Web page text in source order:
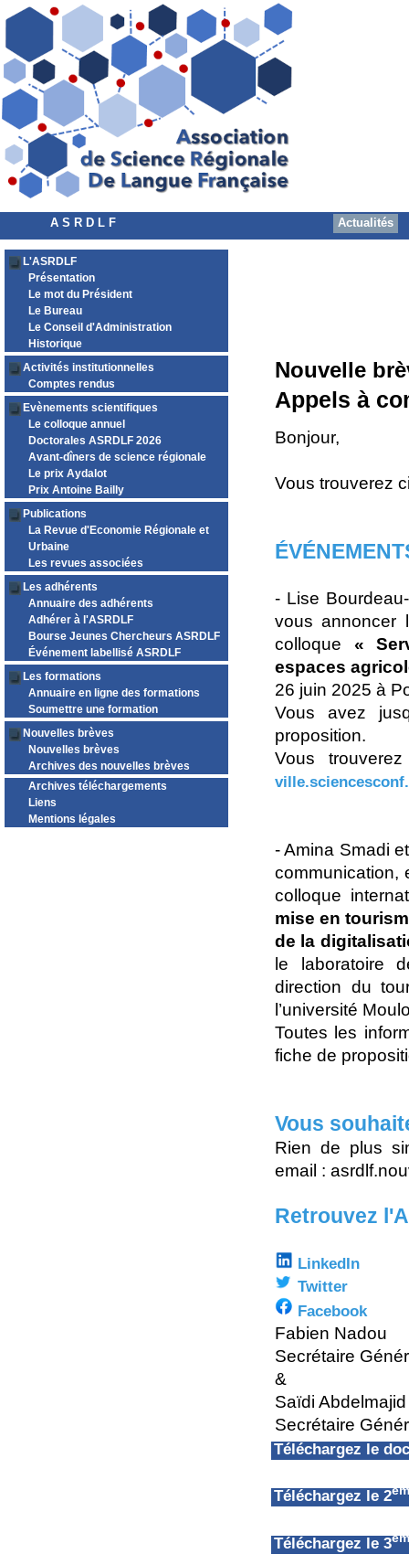
A S R D L F Actualités
L'ASRDLF
Présentation
Le mot du Président
Le Bureau
Le Conseil d'Administration
Historique
Activités institutionnelles
Comptes rendus
Evènements scientifiques
Le colloque annuel
Doctorales ASRDLF 2026
Avant-dîners de science régionale
Le prix Aydalot
Prix Antoine Bailly
Publications
La Revue d'Economie Régionale et
Urbaine
Les revues associées
Les adhérents
Annuaire des adhérents
Adhérer à l'ASRDLF
Bourse Jeunes Chercheurs ASRDLF
Événement labellisé ASRDLF
Les formations
Annuaire en ligne des formations
Soumettre une formation
Nouvelles brèves
Nouvelles brèves
Archives des nouvelles brèves
Archives téléchargements
Liens
Mentions légales
Nouvelle
Appels à
Bonjour,
Vous trouverez
- Lise
vous annoncer
colloque «
espaces
26 juin 2025 à
Vous avez
proposition.
Vous
- Amina Smadi
communication,
colloque
mise en
de la
le laboratoire
direction du
l’université
Toutes les
fiche de
Vous
Rien de plus
email :
Retrouvez
LinkedIn
Twitter
Facebook
Fabien Nadou
Secrétaire
&
Saïdi Abdelmajid
Secrétaire
Téléchargez le
Téléchargez le 2
Téléchargez le 3